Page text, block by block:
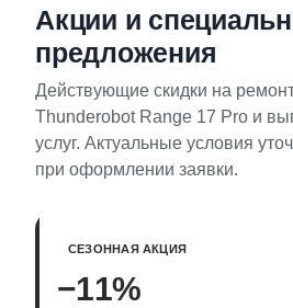
Акции и
предложения
Действующие скидки на
Thunderobot Range 17 Pro и
услуг. Актуальные условия
при оформлении заявки.
СЕЗОННАЯ АКЦИЯ
−11%